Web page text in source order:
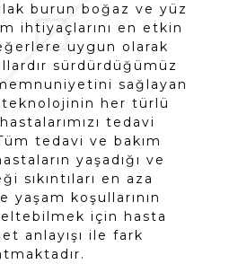
burun boğaz ve yüz
ihtiyaçlarını en etkin
uygun olarak
sürdürdüğümüz
sağlayan
teknolojinin her türlü
tedavi
tedavi ve bakım
yaşadığı ve
sıkıntıları en aza
yaşam koşullarının
için hasta
anlayışı ile fark